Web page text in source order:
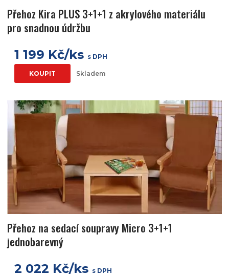
Přehoz Kira PLUS 3+1+1 z akrylového materiálu
pro snadnou údržbu
1 199 Kč/ks s DPH
KOUPIT Skladem
Přehoz na sedací soupravy Micro 3+1+1
jednobarevný
2 022 Kč/ks s DPH